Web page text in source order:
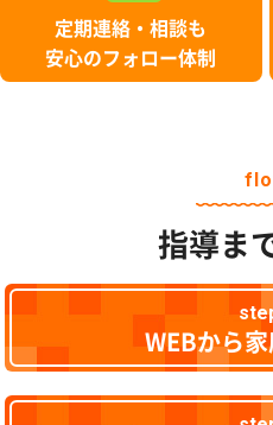
定期連絡・相談も
安心のフォロー体制
指導ま
WEBから